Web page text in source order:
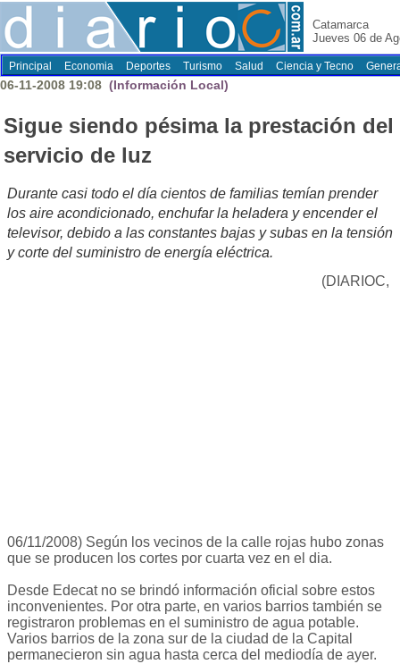
Catamarca
Jueves 06 de
Principal Economia Deportes Turismo Salud Ciencia y Tecno
06-11-2008 19:08 (Información Local)
Sigue siendo pésima la prestación del
servicio de luz
Durante casi todo el día cientos de familias temían prender
los aire acondicionado, enchufar la heladera y encender el
televisor, debido a las constantes bajas y subas en la tensión
y corte del suministro de energía eléctrica.
(DIARIOC,
06/11/2008) Según los vecinos de la calle rojas hubo zonas
que se producen los cortes por cuarta vez en el dia.
Desde Edecat no se brindó información oficial sobre estos
inconvenientes. Por otra parte, en varios barrios también se
registraron problemas en el suministro de agua potable.
Varios barrios de la zona sur de la ciudad de la Capital
permanecieron sin agua hasta cerca del mediodía de ayer.